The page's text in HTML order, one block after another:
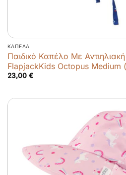
ΚΑΠΈΛΑ
Παιδικό Καπέλο Με
FlapjackKids Octopus Medium
23,00 €